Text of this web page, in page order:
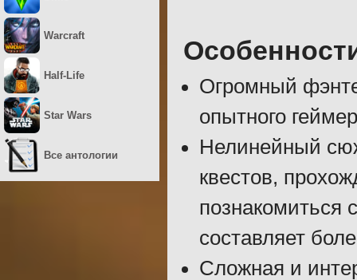
Огромный
опытного
Нелинейный
квестов,
составляет
Сложная и
Warcraft
Half-Life
Star Wars
Все антологии